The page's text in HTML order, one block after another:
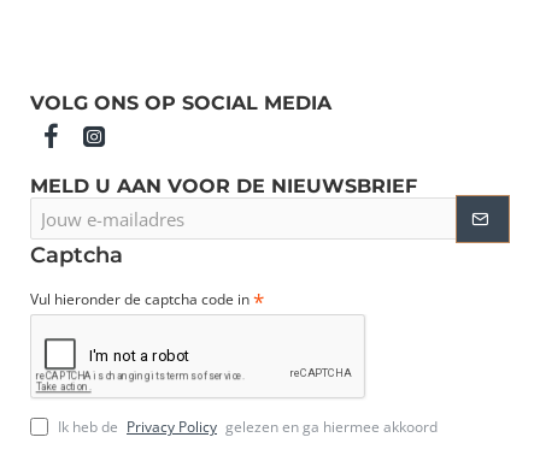
VOLG ONS OP SOCIAL MEDIA
MELD U AAN VOOR DE NIEUWSBRIEF
e-
mailadres
Captcha
Vul hieronder de captcha code in
Ik heb de Privacy Policy gelezen en ga hiermee akkoord